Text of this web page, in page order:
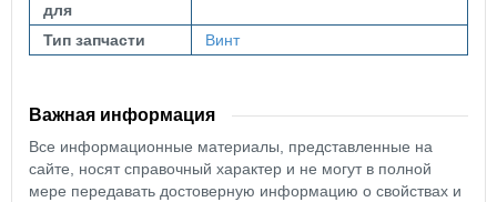
для
Тип запчасти Винт
Важная информация
Все информационные материалы, представленные на
сайте, носят справочный характер и не могут в полной
мере передавать достоверную информацию о свойствах и